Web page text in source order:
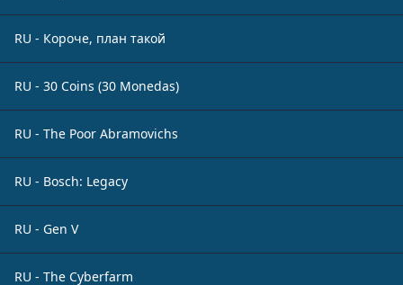
RU - Короче, план такой
RU - 30 Coins (30 Monedas)
RU - The Poor Abramovichs
RU - Bosch: Legacy
RU - Gen V
RU - The Cyberfarm